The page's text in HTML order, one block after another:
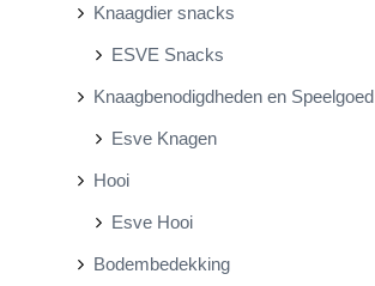
Knaagdier snacks
ESVE Snacks
Knaagbenodigdheden en Speelgoed
Esve Knagen
Hooi
Esve Hooi
Bodembedekking